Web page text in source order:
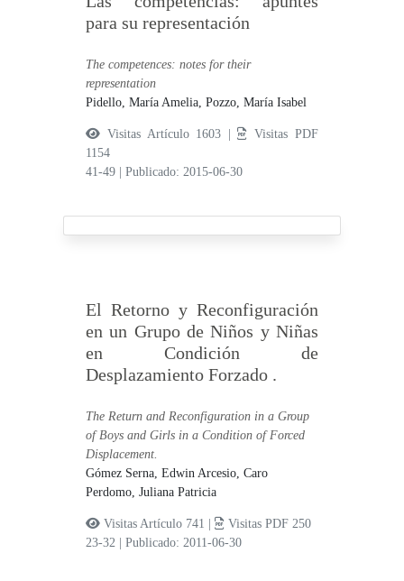
para su representación
The competences: notes for their
representation
Pidello, María Amelia,Pozzo, María Isabel
Visitas Artículo 1603 |
Visitas PDF
1154
41-49
|Publicado: 2015-06-30
El Retorno y Reconfiguración
en un Grupo de Niños y Niñas
en Condición de
Desplazamiento Forzado .
The Return and Reconfiguration in a Group
of Boys and Girls in a Condition of Forced
Displacement.
Gómez Serna, Edwin Arcesio,Caro
Perdomo, Juliana Patricia
Visitas Artículo 741 |
Visitas PDF 250
23-32
|Publicado: 2011-06-30